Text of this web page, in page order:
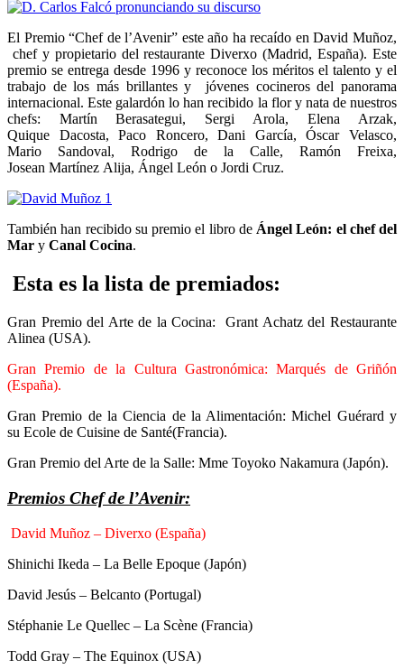
El Premio “Chef de l’Avenir” este año ha recaído en David Muñoz,
chef y propietario del restaurante Diverxo (Madrid, España). Este
premio se entrega desde 1996 y reconoce los méritos el talento y el
trabajo de los más brillantes y jóvenes cocineros del panorama
internacional. Este galardón lo han recibido la flor y nata de nuestros
chefs: Martín Berasategui, Sergi Arola, Elena Arzak,
Quique Dacosta, Paco Roncero, Dani García, Óscar Velasco,
Mario Sandoval, Rodrigo de la Calle, Ramón Freixa,
Josean Martínez Alija, Ángel León o Jordi Cruz.
También han recibido su premio el libro deÁngel León: el chef del
Mar y Canal Cocina.
Esta es la lista de premiados:
Gran Premio del Arte de la Cocina: Grant Achatz del Restaurante
Alinea (USA).
Gran Premio de la Cultura Gastronómica: Marqués de Griñón
(España).
Gran Premio de la Ciencia de la Alimentación: Michel Guérard y
su Ecole de Cuisine de Santé(Francia).
Gran Premio del Arte de la Salle: Mme Toyoko Nakamura (Japón).
Premios Chef de l’Avenir:
David Muñoz – Diverxo (España)
Shinichi Ikeda – La Belle Epoque (Japón)
David Jesús – Belcanto (Portugal)
Stéphanie Le Quellec – La Scène (Francia)
Todd Gray – The Equinox (USA)